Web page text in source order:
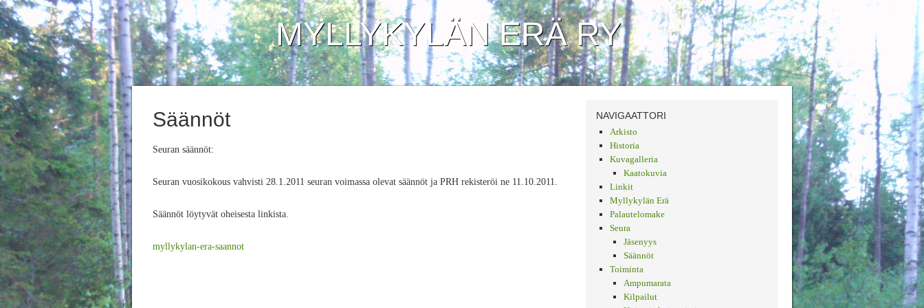
MYLLYKYLÄN ERÄ RY
Säännöt
Seuran säännöt:
Seuran vuosikokous vahvisti 28.1.2011 seuran voimassa olevat säännöt ja PRH rekisteröi ne 11.10.2011.
Säännöt löytyvät oheisesta linkista.
myllykylan-era-saannot
NAVIGAATTORI
Arkisto
Historia
Kuvagalleria
Kaatokuvia
Linkit
Myllykylän Erä
Palautelomake
Seura
Jäsenyys
Säännöt
Toiminta
Ampumarata
Kilpailut